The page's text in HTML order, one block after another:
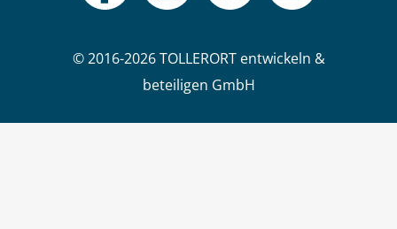
© 2016-2026 TOLLERORT entwickeln &
beteiligen GmbH